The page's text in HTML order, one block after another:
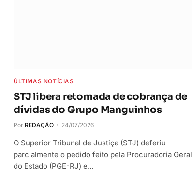
ÚLTIMAS NOTÍCIAS
STJ libera retomada de cobrança de
dívidas do Grupo Manguinhos
Por REDAÇÃO 24/07/2026
O Superior Tribunal de Justiça (STJ) deferiu
parcialmente o pedido feito pela Procuradoria Geral
do Estado (PGE-RJ) e…